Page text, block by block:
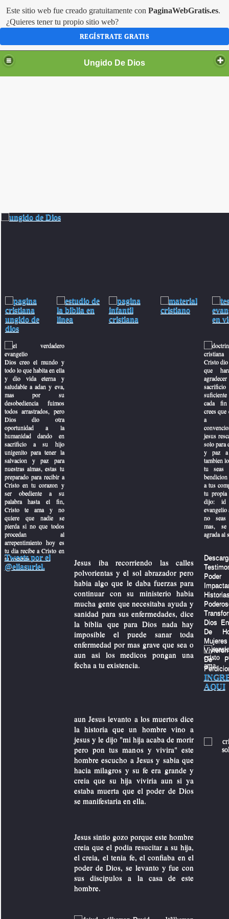
Ungido De Dios
Dios creo el mundo y
todo lo que habita en ella
y dio vida eterna y
saludable a adan y eva,
mas por su
desobediencia fuimos
todos arrastrados, pero
Dios dio otra
oportunidad a la
humanidad dando en
sacrificio a su hijo
unigenito para tener la
salvacion y paz para
nuestras almas, estas tu
preparado para recibir a
Cristo en tu corazon y
ser obediente a su
palabra hasta el fin,
Cristo te ama y no
quiere que nadie se
pierda si no que todos
procedan al
arrepentimiento hoy es
tu dia recibe a Cristo en
tu corazon.
Cristo
que
cada fin
crees
a
jesus
solo para
y paz a
tambien
tu seas
a tus
tu propia
dijo: id
evangelio
no
mas,
agrada al
Tweets por el
@eliasuriel.
Jesus iba recorriendo las calles
polvorientas y el sol abrazador pero
habia algo que le daba fuerzas para
continuar con su ministerio habia
mucha gente que necesitaba ayuda y
sanidad para sus enfermedades, dice
la biblia que para Dios nada hay
imposible el puede sanar toda
enfermedad por mas grave que sea o
aun asi los medicos pongan una
fecha a tu existencia.
aun Jesus levanto a los muertos dice
la historia que un hombre vino a
jesus y le dijo "mi hija acaba de morir
pero pon tus manos y vivira" este
hombre escucho a Jesus y sabia que
hacia milagros y su fe era grande y
creia que su hija viviria aun si ya
estaba muerta que el poder de Dios
se manifestaria en ella.
Jesus sintio gozo porque este hombre
creia que el podia resucitar a su hija,
el creia, el tenia fe, el confiaba en el
poder de Dios, se levanto y fue con
sus discipulos a la casa de este
hombre.
Dios
De
De
AQUI
Este sitio web fue creado gratuitamente con PaginaWebGratis.es.
¿Quieres tener tu propio sitio web?
REGÍSTRATE GRATIS